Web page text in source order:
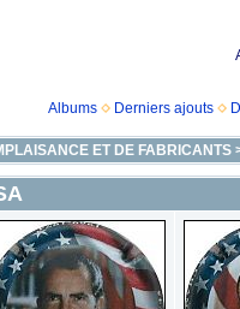
Albums Derniers ajouts
ET DE FABRICANTS